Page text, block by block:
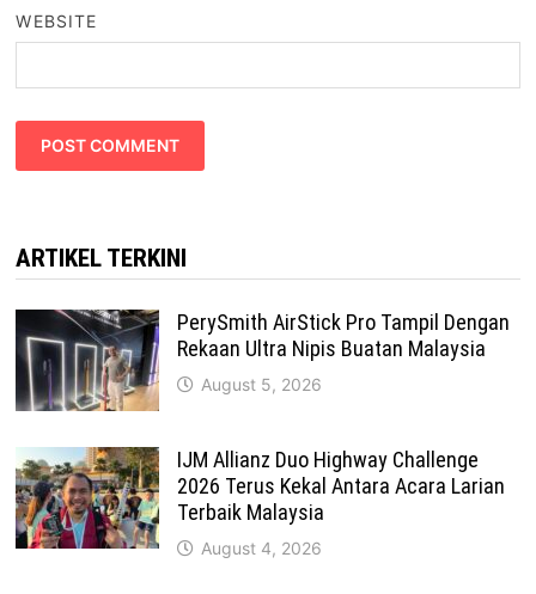
WEBSITE
ARTIKEL TERKINI
PerySmith AirStick Pro Tampil Dengan
Rekaan Ultra Nipis Buatan Malaysia
August 5, 2026
IJM Allianz Duo Highway Challenge
2026 Terus Kekal Antara Acara Larian
Terbaik Malaysia
August 4, 2026